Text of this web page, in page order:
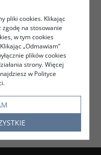
pliki cookies. Klikając
zgodę na stosowanie
w tym cookies
„Odmawiam”
plików cookies
strony. Więcej
w Polityce